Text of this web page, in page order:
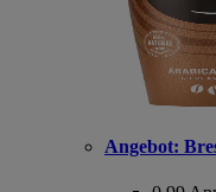
Angebot: